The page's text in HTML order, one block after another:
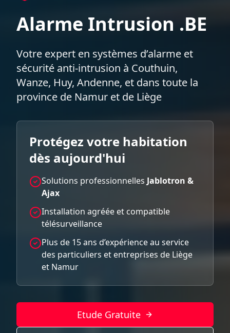
Alarme Intrusion .BE
Votre expert en systèmes d’alarme et
sécurité anti-intrusion à Couthuin,
Wanze, Huy, Andenne, et dans toute la
province de Namur et de Liège
Protégez votre habitation
dès aujourd'hui
Solutions professionnelles Jablotron &
Ajax
Installation agréée et compatible
télésurveillance
Plus de 15 ans d’expérience au service
des particuliers et entreprises de Liège
et Namur
Etude Gratuite